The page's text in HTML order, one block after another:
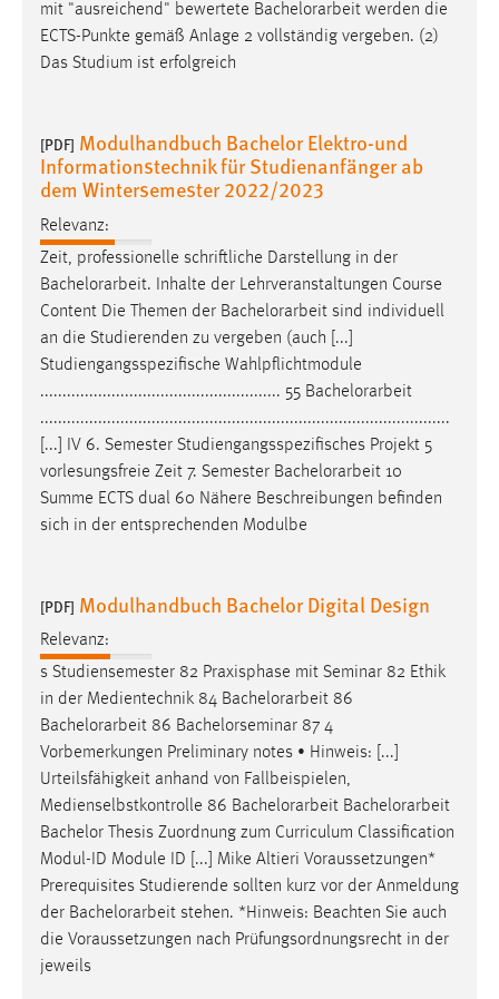
mit "ausreichend" bewertete Bachelorarbeit werden die
ECTS-Punkte gemäß Anlage 2 vollständig vergeben. (2)
Das Studium ist erfolgreich
[PDF] Modulhandbuch Bachelor Elektro-und
Informationstechnik für Studienanfänger ab
dem Wintersemester 2022/2023
Relevanz:
Zeit, professionelle schriftliche Darstellung in der
Bachelorarbeit. Inhalte der Lehrveranstaltungen Course
Content Die Themen der Bachelorarbeit sind individuell
an die Studierenden zu vergeben (auch [...]
Studiengangsspezifische Wahlpflichtmodule
...................................................... 55 Bachelorarbeit
............................................................................................
[...] IV 6. Semester Studiengangsspezifisches Projekt 5
vorlesungsfreie Zeit 7. Semester Bachelorarbeit 10
Summe ECTS dual 60 Nähere Beschreibungen befinden
sich in der entsprechenden Modulbe
[PDF] Modulhandbuch Bachelor Digital Design
Relevanz:
s Studiensemester 82 Praxisphase mit Seminar 82 Ethik
in der Medientechnik 84 Bachelorarbeit 86
Bachelorarbeit 86 Bachelorseminar 87 4
Vorbemerkungen Preliminary notes • Hinweis: [...]
Urteilsfähigkeit anhand von Fallbeispielen,
Medienselbstkontrolle 86 Bachelorarbeit Bachelorarbeit
Bachelor Thesis Zuordnung zum Curriculum Classification
Modul-ID Module ID [...] Mike Altieri Voraussetzungen*
Prerequisites Studierende sollten kurz vor der Anmeldung
der Bachelorarbeit stehen. *Hinweis: Beachten Sie auch
die Voraussetzungen nach Prüfungsordnungsrecht in der
jeweils